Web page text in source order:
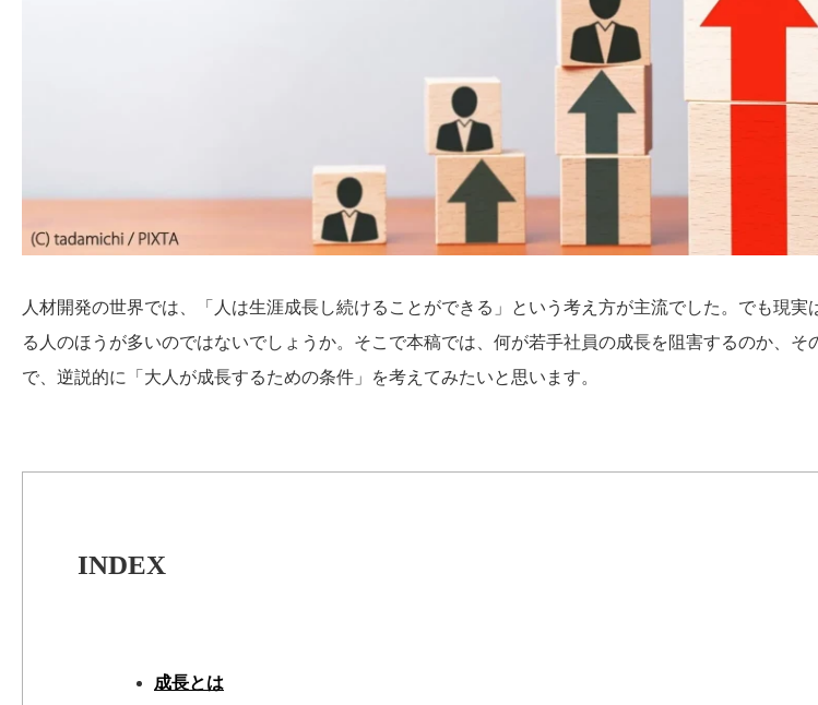
人材開発の世界では、「人は生涯成長し続けることができる」という考え方が主流でした。でも現実
る人のほうが多いのではないでしょうか。そこで本稿では、何が若手社員の成長を阻害するのか、そ
で、逆説的に「大人が成長するための条件」を考えてみたいと思います。
INDEX
成長とは